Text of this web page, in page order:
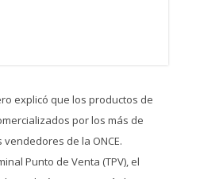
explicó que los productos de
por los más de
vendedores de la ONCE.
Punto de Venta (TPV), el